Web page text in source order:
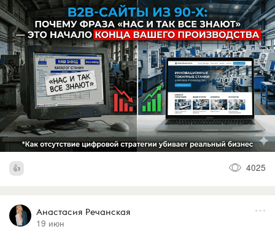
4025
Анастасия Речанская
19 июн